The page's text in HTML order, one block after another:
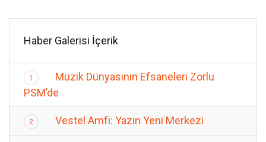
Haber Galerisi İçerik
1
Müzik Dünyasının Efsaneleri Zorlu
PSM’de
2 Vestel Amfi: Yazın Yeni Merkezi